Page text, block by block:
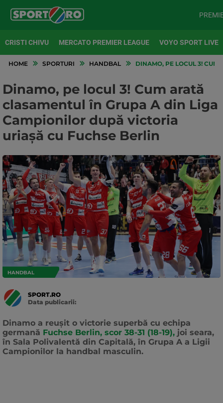
CRISTI CHIVU MERCATO PREMIER LEAGUE VOYO SPORT LIVE
HOME SPORTURI HANDBAL DINAMO, PE LOCUL 3! CUM
Dinamo, pe locul 3! Cum arată
clasamentul în Grupa A din Liga
Campionilor după victoria
uriașă cu Fuchse Berlin
HANDBAL
SPORT.RO
Data publicarii:
Dinamo a reuşit o victorie superbă cu echipa
germană Fuchse Berlin, scor 38-31 (18-19), joi seara,
în Sala Polivalentă din Capitală, în Grupa A a Ligii
Campionilor la handbal masculin.